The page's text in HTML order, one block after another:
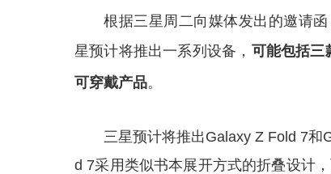
根据三星周二向媒体发出的邀请
星预计将推出一系列设备， 可能包括三
可穿戴产品。
三星预计将推出Galaxy Z Fold 7和
d 7采用类似书本展开方式的折叠设计